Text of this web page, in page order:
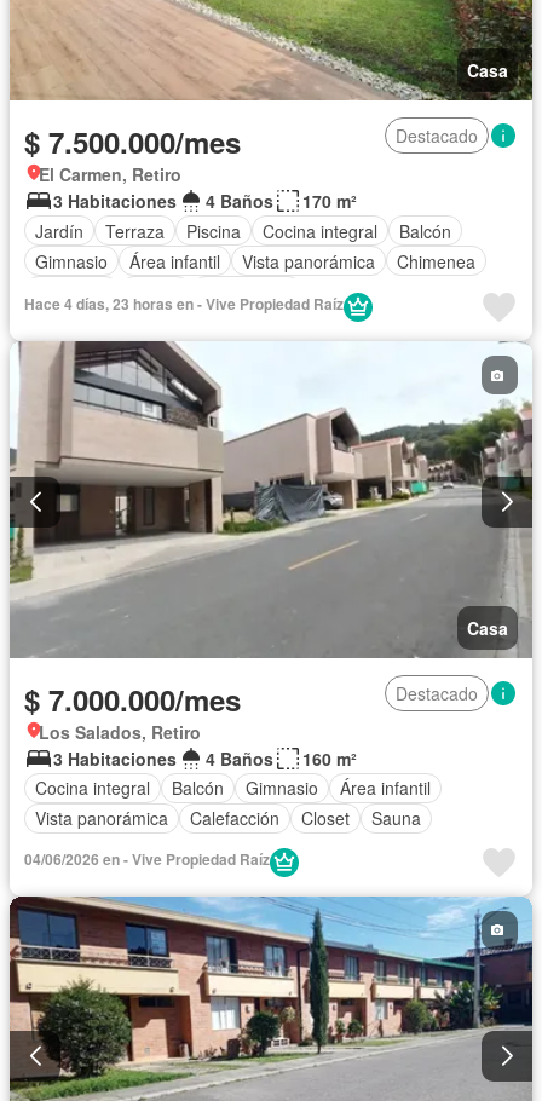
Casa
$ 7.500.000/mes
Destacado
El Carmen, Retiro
3 Habitaciones
4 Baños
170 m²
Jardín
Terraza Piscina Cocina integral
Balcón
Gimnasio
Área infantil Vista panorámica
Chimenea
Hace 4 días, 23 horas en - Vive Propiedad Raíz
Casa
$ 7.000.000/mes
Destacado
Los Salados, Retiro
3 Habitaciones
4 Baños
160 m²
Cocina integral
Balcón Gimnasio
Área infantil
Vista panorámica
Calefacción Closet Sauna
04/06/2026 en - Vive Propiedad Raíz